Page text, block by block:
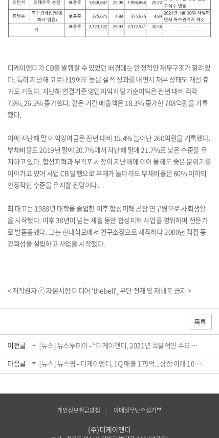
디케이앤디가 CB를 발행할 수 있었던 배경에는 안정적인 재무구조가 깔려있
다. 특히 지난해 코로나19에도 높은 실적 성과를 내면서 재무 상태도 개선 효
과도 거뒀다. 지난해 연결기준 영업이익과 당기순이익은 전년 대비 각각
73%, 26.2% 증가했다. 같은 기간 매출액은 18.3% 증가한 708억원을 기록
했다.
이에 지난해 말 이익잉여금은 전년 대비 15.4% 늘어난 260억원을 기록했다.
부채비율도 2019년 말에 20.7%에서 지난해 말에 21.7%로 낮은 수준을 유
지하고 있다. 합성피혁과 부직포 시장이 지난해에 이어 올해도 좋은 분위기를
이어가고 있어 사업 CB 발행으로 부채가 늘더라도 부채비율은 60% 이하의
안정적인 수준을 유지할 전망이다.
최 대표는 1988년 대학을 졸업한 이후 합성피혁 공장 연구원으로 사회생활
을 시작했다. 이후 30년이 넘는 세월 동안 합성피혁 사업을 영위하며 전문가
로 발돋움했다. 그는 현대식모에서 연구소장으로 재직하다 2000년 직접 동
광화성을 설립하고 사업을 시작했다.
< 저작권자 ⓒ 자본시장 미디어 'thebell', 무단 전재 및 재배포 금지 >
목록
이전글
[뉴스] 뉴스투데이 - “디케이앤디, 2021년 폭발적인 수요 확대로 제품 매출액 호실적 ...
다음글
[뉴스] 뉴스핌 - 디케이앤디, 1Q 매출 179억...상장 이래 10분기 연속 흑자
개인정보취급방침 이메일무단수집거부
(주)디케이앤디